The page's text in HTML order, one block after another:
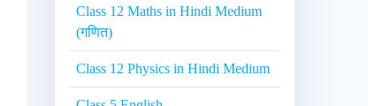
Class 12 Maths in Hindi Medium
(गणित)
Class 12 Physics in Hindi Medium